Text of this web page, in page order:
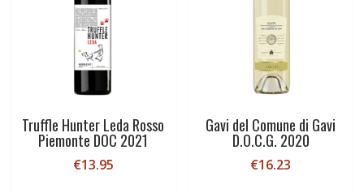
Truffle Hunter Leda Rosso
Piemonte DOC 2021
€13.95
Gavi del Comune di Gavi
D.O.C.G. 2020
€16.23